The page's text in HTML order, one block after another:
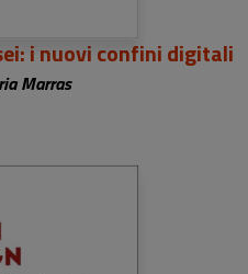
i nuovi confini digitali
Marras